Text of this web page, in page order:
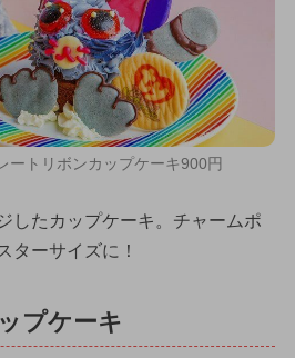
ートリボンカップケーキ900円
したカップケーキ。チャームポ
ターサイズに！
プケーキ